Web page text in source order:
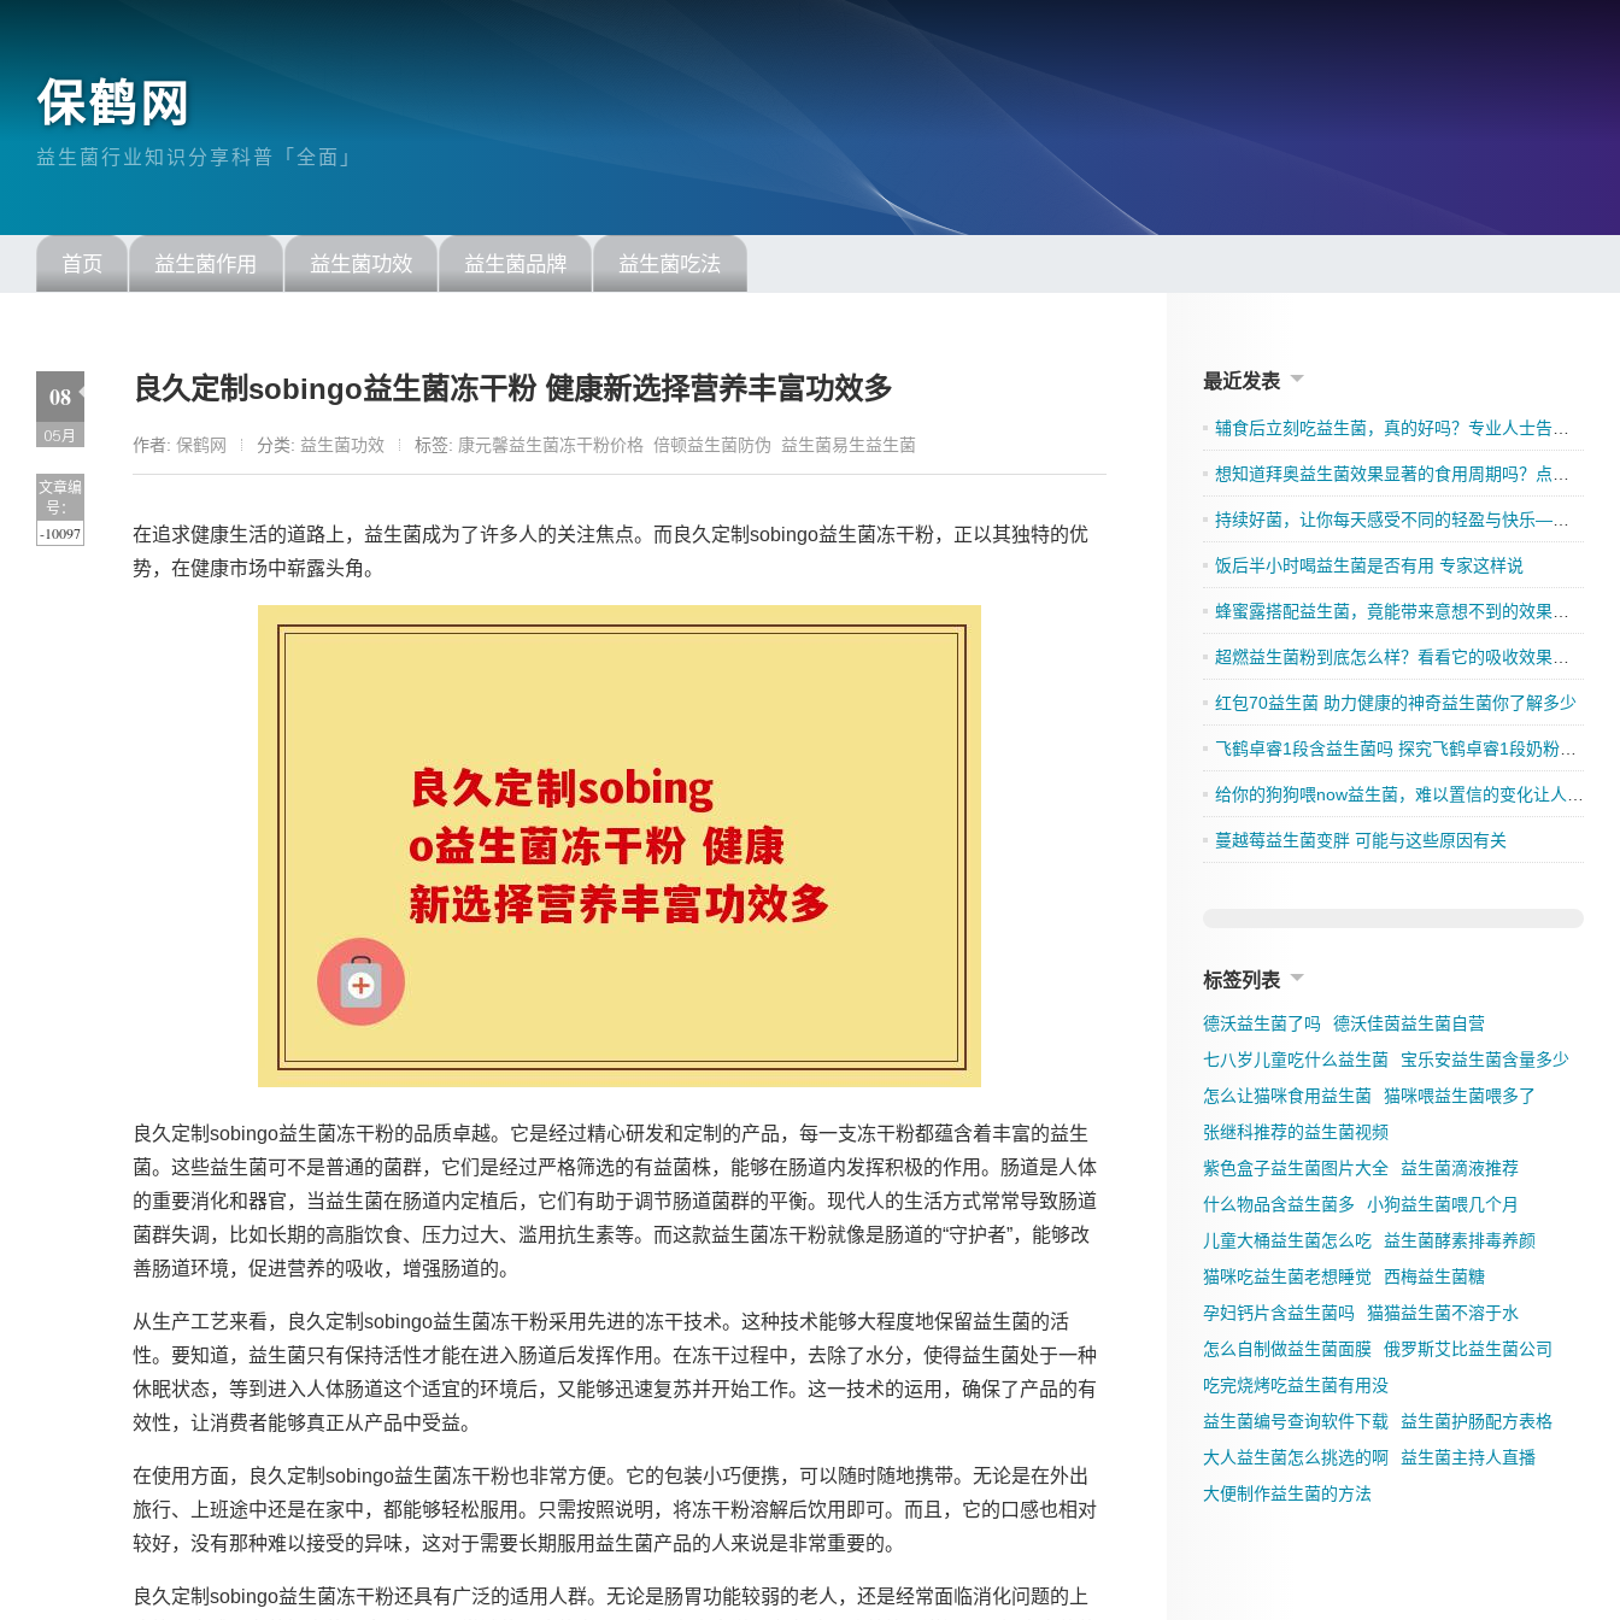
保鹤网
益生菌行业知识分享科普「全面」
首页 益生菌作用 益生菌功效 益生菌品牌 益生菌吃法
良久定制sobingo益生菌冻干粉 健康新选择营养丰富功效多
作者: 保鹤网 分类: 益生菌功效 标签: 康元馨益生菌冻干粉价格 倍顿益生菌防伪 益生菌易生益生菌
在追求健康生活的道路上，益生菌成为了许多人的关注焦点。而良久定制sobingo益生菌冻干粉，正以其独特的优
势，在健康市场中崭露头角。
良久定制sobingo益生菌冻干粉的品质卓越。它是经过精心研发和定制的产品，每一支冻干粉都蕴含着丰富的益生
菌。这些益生菌可不是普通的菌群，它们是经过严格筛选的有益菌株，能够在肠道内发挥积极的作用。肠道是人体
的重要消化和器官，当益生菌在肠道内定植后，它们有助于调节肠道菌群的平衡。现代人的生活方式常常导致肠道
菌群失调，比如长期的高脂饮食、压力过大、滥用抗生素等。而这款益生菌冻干粉就像是肠道的“守护者”，能够改
善肠道环境，促进营养的吸收，增强肠道的。
从生产工艺来看，良久定制sobingo益生菌冻干粉采用先进的冻干技术。这种技术能够大程度地保留益生菌的活
性。要知道，益生菌只有保持活性才能在进入肠道后发挥作用。在冻干过程中，去除了水分，使得益生菌处于一种
休眠状态，等到进入人体肠道这个适宜的环境后，又能够迅速复苏并开始工作。这一技术的运用，确保了产品的有
效性，让消费者能够真正从产品中受益。
在使用方面，良久定制sobingo益生菌冻干粉也非常方便。它的包装小巧便携，可以随时随地携带。无论是在外出
旅行、上班途中还是在家中，都能够轻松服用。只需按照说明，将冻干粉溶解后饮用即可。而且，它的口感也相对
较好，没有那种难以接受的异味，这对于需要长期服用益生菌产品的人来说是非常重要的。
良久定制sobingo益生菌冻干粉还具有广泛的适用人群。无论是肠胃功能较弱的老人，还是经常面临消化问题的上
08
05月
文章编
号：
-10097
最近发表
辅食后立刻吃益生菌，真的好吗？专业人士告诉你
想知道拜奥益生菌效果显著的食用周期吗？点击了解吧
持续好菌，让你每天感受不同的轻盈与快乐——格兰迪莱益生菌来袭”
饭后半小时喝益生菌是否有用 专家这样说
蜂蜜露搭配益生菌，竟能带来意想不到的效果，你还在等什么？
超燃益生菌粉到底怎么样？看看它的吸收效果如何
红包70益生菌 助力健康的神奇益生菌你了解多少
飞鹤卓睿1段含益生菌吗 探究飞鹤卓睿1段奶粉的成分是否有益生菌
给你的狗狗喂now益生菌，难以置信的变化让人刮目相看
蔓越莓益生菌变胖 可能与这些原因有关
标签列表
德沃益生菌了吗
德沃佳茵益生菌自营
七八岁儿童吃什么益生菌
宝乐安益生菌含量多少
怎么让猫咪食用益生菌
猫咪喂益生菌喂多了
张继科推荐的益生菌视频
紫色盒子益生菌图片大全
益生菌滴液推荐
什么物品含益生菌多
小狗益生菌喂几个月
儿童大桶益生菌怎么吃
益生菌酵素排毒养颜
猫咪吃益生菌老想睡觉
西梅益生菌糖
孕妇钙片含益生菌吗
猫猫益生菌不溶于水
怎么自制做益生菌面膜
俄罗斯艾比益生菌公司
吃完烧烤吃益生菌有用没
益生菌编号查询软件下载
益生菌护肠配方表格
大人益生菌怎么挑选的啊
益生菌主持人直播
大便制作益生菌的方法